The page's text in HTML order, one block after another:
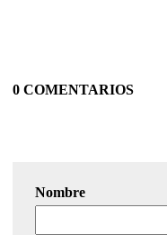
0 COMENTARIOS
Nombre